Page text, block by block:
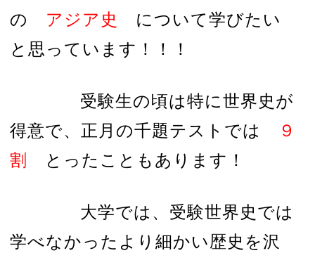
の アジア史
について学びたい
と思っています！！！
受験生の頃は特に世界史が
得意で、正月の千題テストでは
９
割
とったこともあります！
大学では、受験世界史では
学べなかったより細かい歴史を沢